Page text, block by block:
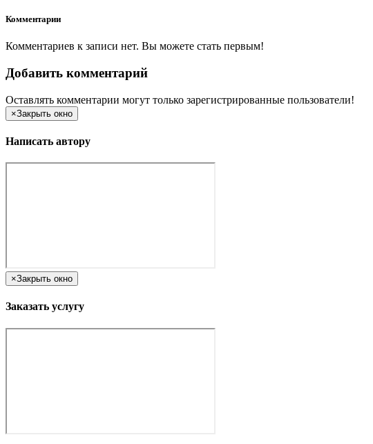
Комментарии
Комментариев к записи нет. Вы можете стать первым!
Добавить комментарий
Оставлять комментарии могут только зарегистрированные пользователи!
×Закрыть окно
Написать автору
×Закрыть окно
Заказать услугу